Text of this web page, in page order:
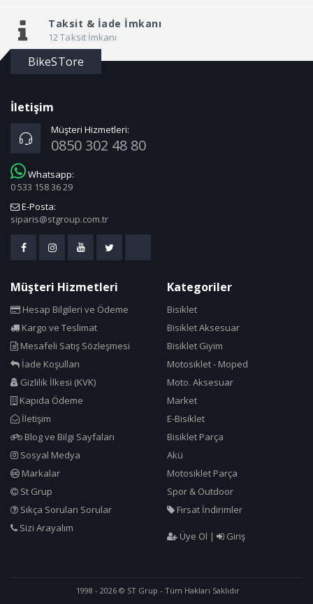
Taksit & İade İmkanı
12 Taksit İmkanı
BikeSTore
İletişim
Müşteri Hizmetleri:
0850 302 48 80
Whatsapp:
0 533 158 36 29
E-Posta:
siparis@stgroup.com.tr
Müşteri Hizmetleri
Hesap Bilgileri ve Ödeme
Kargo ve Teslimat
Mesafeli Satış Sözleşmesi
İade Koşulları
Gizlilik İlkesi (KVK)
Kapıda Ödeme
İletişim
Blog ve Bilgi Sayfaları
Sosyal Medya
Markalar
St Grup
Sıkça Sorulan Sorular
Sizi Arayalım
Kategoriler
Bisiklet
Bisiklet Aksesuar
Bisiklet Giyim
Motosiklet - Moped
Moto. Aksesuar
Market
E-Bisiklet
Bisiklet Parça
Akü
Motosiklet Parça
Spor & Outdoor
Fırsat İndirimler
Üye Ol | Giriş
1998 - 2026 © ST Grup - Tüm Hakları Saklıdır